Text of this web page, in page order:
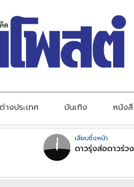
ต่างประเทศ บันเทิง หนัง
เสียบซึ่งหน้า
ดาวรุ่งส่อดาวร่วง